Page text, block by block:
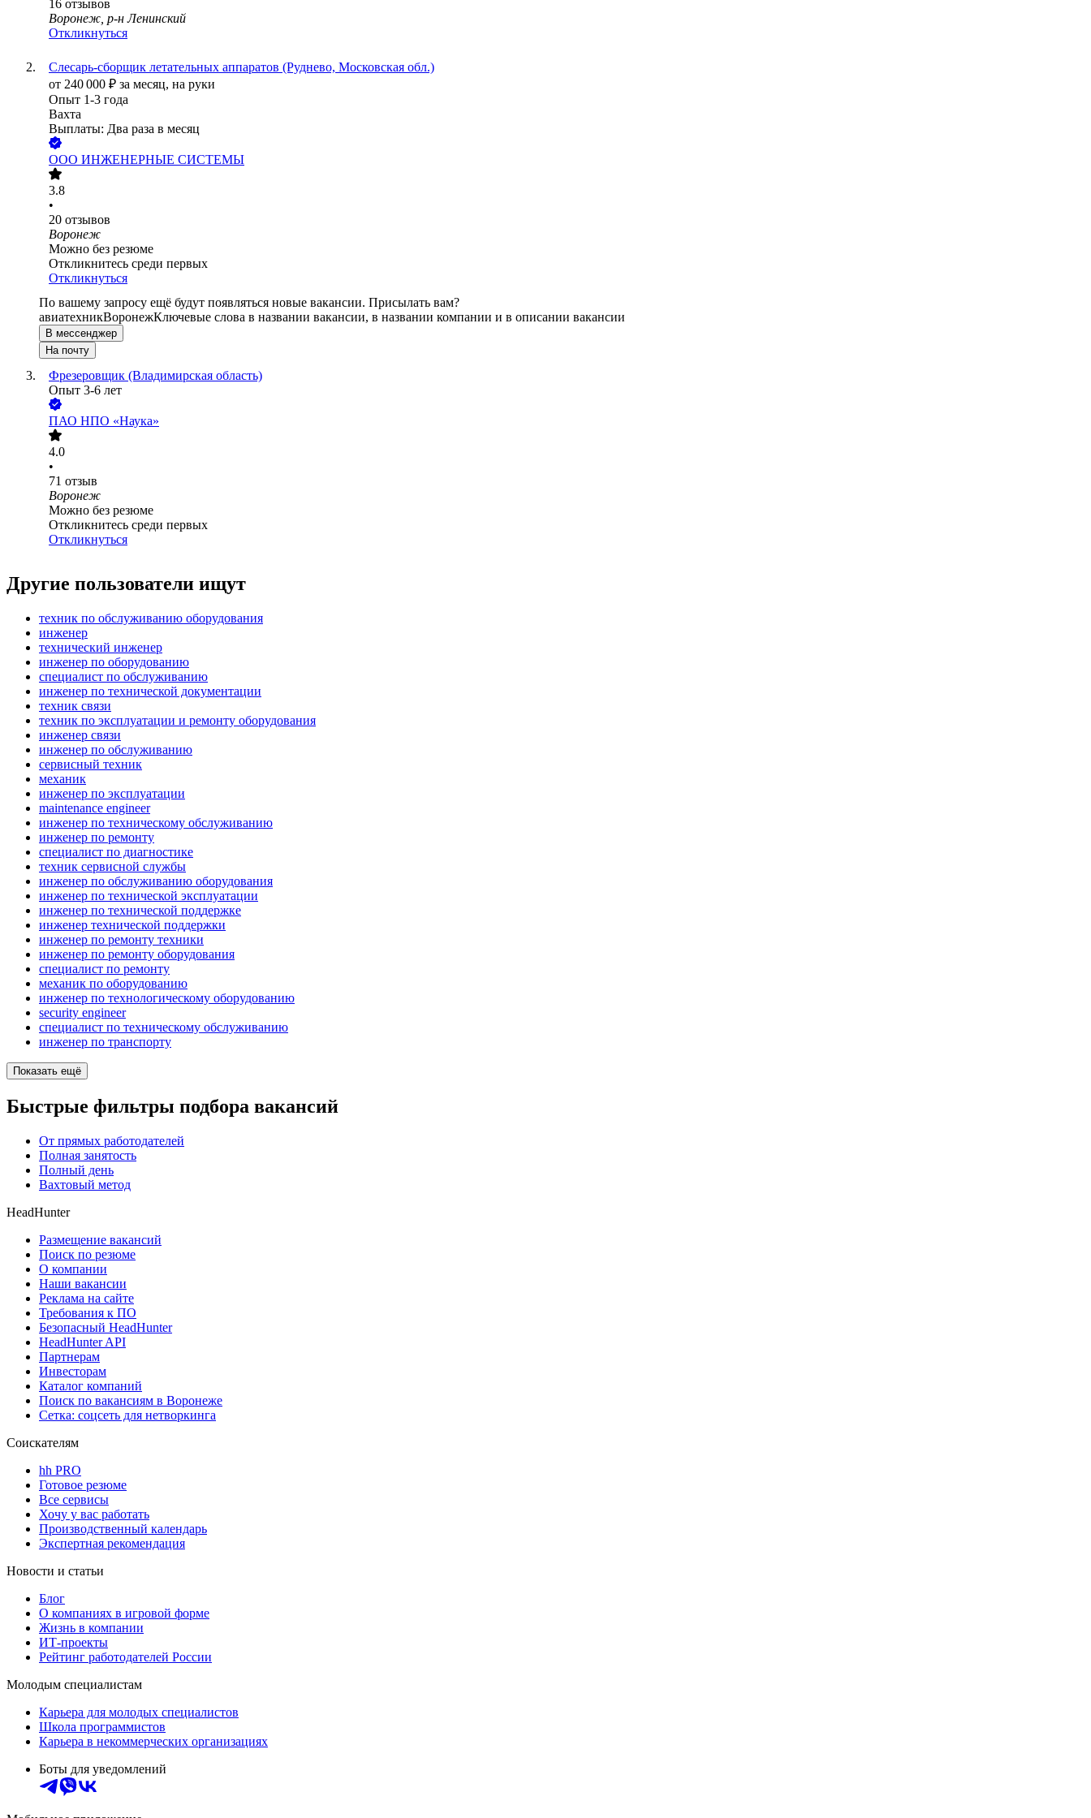
16 отзывов
Воронеж, р-н Ленинский
Откликнуться
Слесарь-сборщик летательных аппаратов (Руднево, Московская обл.)
от 240 000 ₽ за месяц, на руки
Опыт 1-3 года
Вахта
Выплаты: Два раза в месяц
ООО ИНЖЕНЕРНЫЕ СИСТЕМЫ
3.8
•
20 отзывов
Воронеж
Можно без резюме
Откликнитесь среди первых
Откликнуться
По вашему запросу ещё будут появляться новые вакансии. Присылать вам?
авиатехникВоронежКлючевые слова в названии вакансии, в названии компании и в описании вакансии
В мессенджер
На почту
Фрезеровщик (Владимирская область)
Опыт 3-6 лет
ПАО НПО «Наука»
4.0
•
71 отзыв
Воронеж
Можно без резюме
Откликнитесь среди первых
Откликнуться
Другие пользователи ищут
техник по обслуживанию оборудования
инженер
технический инженер
инженер по оборудованию
специалист по обслуживанию
инженер по технической документации
техник связи
техник по эксплуатации и ремонту оборудования
инженер связи
инженер по обслуживанию
сервисный техник
механик
инженер по эксплуатации
maintenance engineer
инженер по техническому обслуживанию
инженер по ремонту
специалист по диагностике
техник сервисной службы
инженер по обслуживанию оборудования
инженер по технической эксплуатации
инженер по технической поддержке
инженер технической поддержки
инженер по ремонту техники
инженер по ремонту оборудования
специалист по ремонту
механик по оборудованию
инженер по технологическому оборудованию
security engineer
специалист по техническому обслуживанию
инженер по транспорту
Показать ещё
Быстрые фильтры подбора вакансий
От прямых работодателей
Полная занятость
Полный день
Вахтовый метод
HeadHunter
Размещение вакансий
Поиск по резюме
О компании
Наши вакансии
Реклама на сайте
Требования к ПО
Безопасный HeadHunter
HeadHunter API
Партнерам
Инвесторам
Каталог компаний
Поиск по вакансиям в Воронеже
Сетка: соцсеть для нетворкинга
Соискателям
hh PRO
Готовое резюме
Все сервисы
Хочу у вас работать
Производственный календарь
Экспертная рекомендация
Новости и статьи
Блог
О компаниях в игровой форме
Жизнь в компании
ИТ-проекты
Рейтинг работодателей России
Молодым специалистам
Карьера для молодых специалистов
Школа программистов
Карьера в некоммерческих организациях
Боты для уведомлений